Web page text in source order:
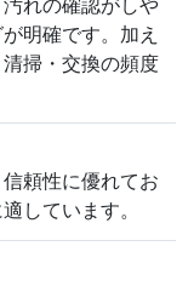
れの確認がしや
明確です。加え
掃・交換の頻度
頼性に優れてお
しています。